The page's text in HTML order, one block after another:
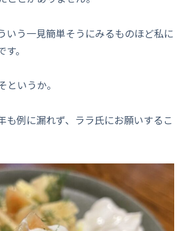
いう一見簡単そうにみるものほど私に
。
というか。
も例に漏れず、ララ氏にお願いするこ